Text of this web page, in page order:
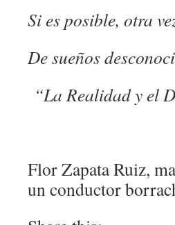
Si es posible, otra
De sueños
“La Realidad y el
Flor Zapata Ruiz,
un conductor